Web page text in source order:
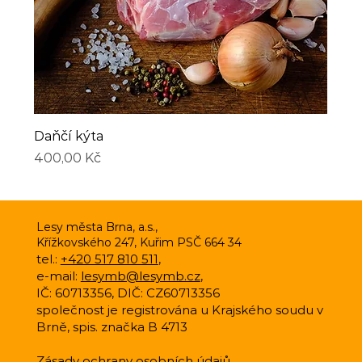
Daňčí kýta
Cena
400,00 Kč
Lesy města Brna, a.s.,
Křížkovského 247, Kuřim PSČ 664 34
tel.: +420 517 810 511,
e-mail: lesymb@lesymb.cz,
IČ: 60713356, DIČ: CZ60713356
společnost je registrována u Krajského soudu v
Brně, spis. značka B 4713